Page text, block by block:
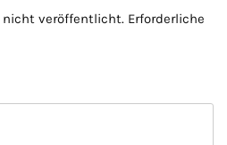
nicht veröffentlicht. Erforderliche